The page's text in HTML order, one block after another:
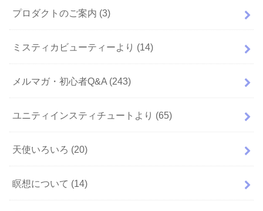
プロダクトのご案内 (3)
ミスティカビューティーより (14)
メルマガ・初心者Q&A (243)
ユニティインスティチュートより (65)
天使いろいろ (20)
瞑想について (14)